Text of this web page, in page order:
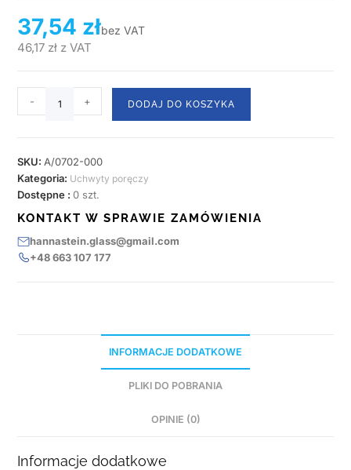
37,54 złbez VAT
46,17 zł z VAT
- + DODAJ DO KOSZYKA
SKU: A/0702-000
Kategoria: Uchwyty poręczy
Dostępne :0 szt.
KONTAKT W SPRAWIE ZAMÓWIENIA
hannastein.glass@gmail.com
+48 663 107 177
INFORMACJE DODATKOWE
PLIKI DO POBRANIA
OPINIE (0)
Informacje dodatkowe